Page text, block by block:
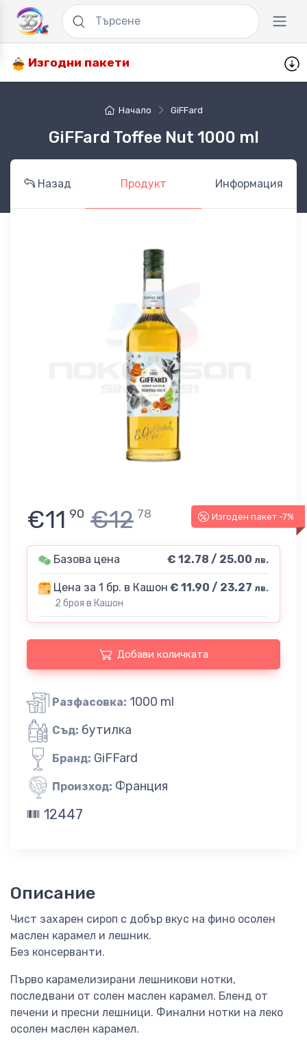
Изгодни пакети
Начало GiFFard
GiFFard Toffee Nut 1000 ml
Назад Продукт Информация
Изгоден пакет -7%
€11 90 €12 78
Базова цена € 12.78 / 25.00 лв.
Цена за 1 бр. в Кашон
2 броя в Кашон
€ 11.90 / 23.27 лв.
Добави количката
Разфасовка: 1000 ml
Съд: бутилка
Бранд: GiFFard
Произход: Франция
12447
Описание
Чист захарен сироп с добър вкус на фино осолен
маслен карамел и лешник.
Без консерванти.
Първо карамелизирани лешникови нотки,
последвани от солен маслен карамел. Бленд от
печени и пресни лешници. Финални нотки на леко
осолен маслен карамел.